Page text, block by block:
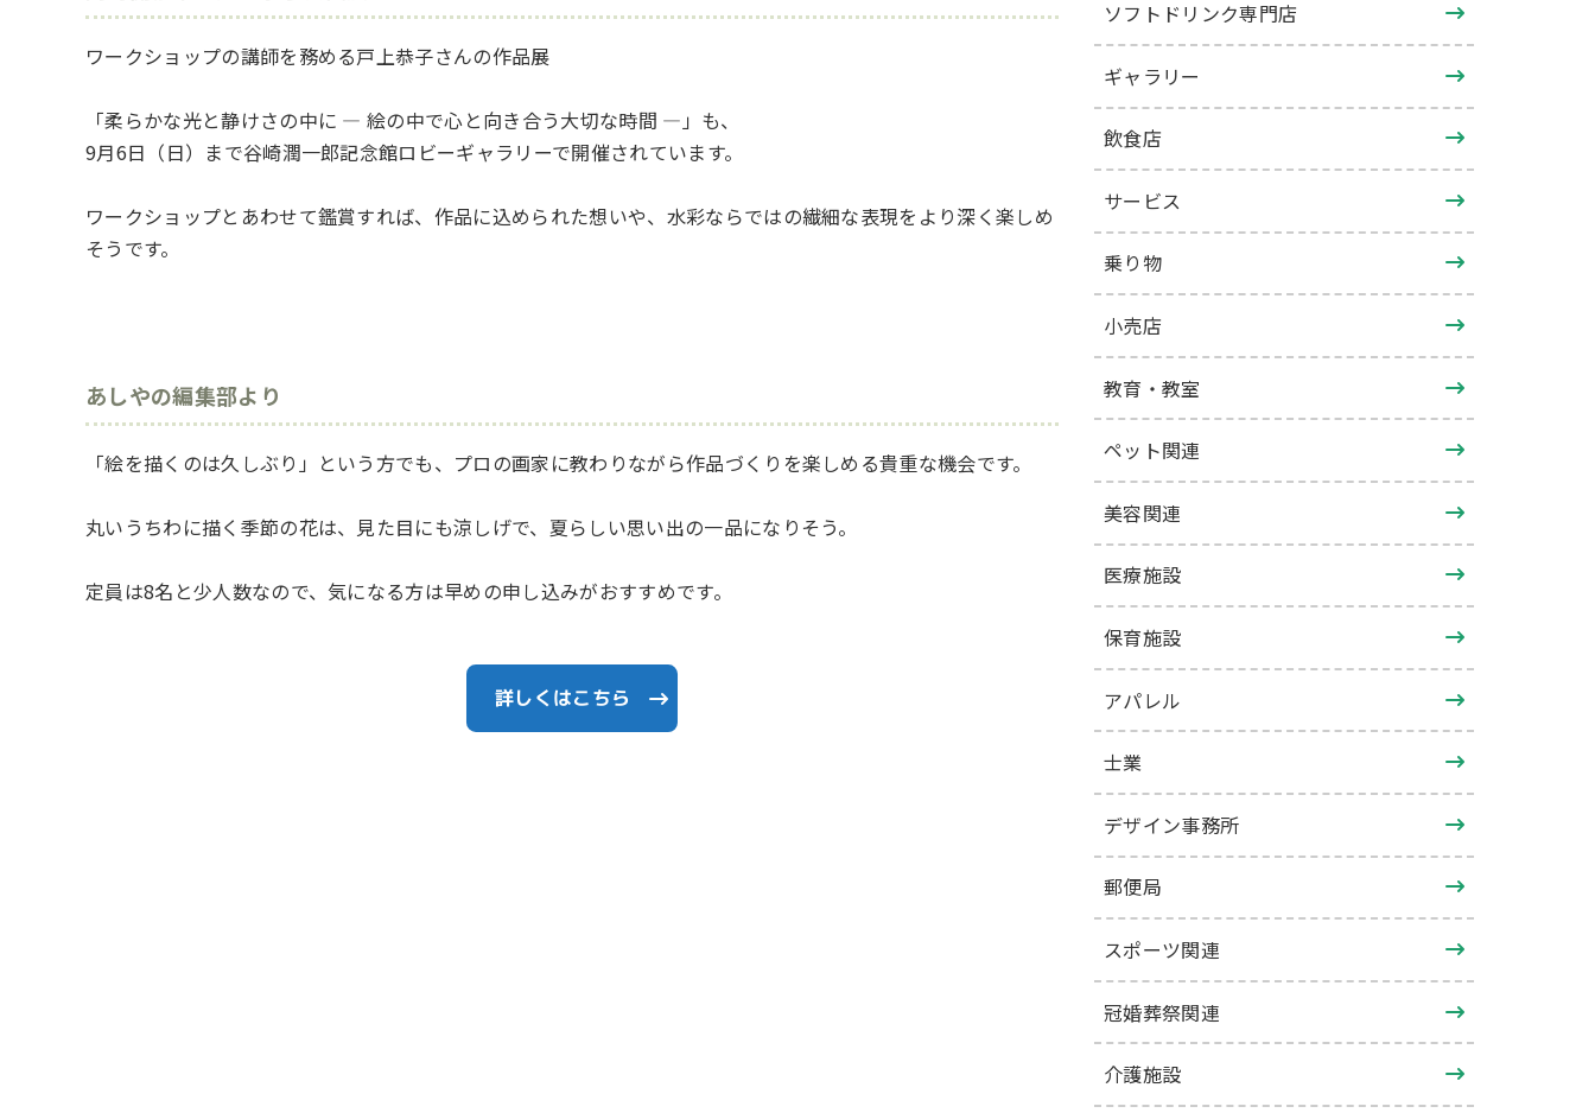
ワークショップの講師を務める戸上恭子さんの作品展
「柔らかな光と静けさの中に ― 絵の中で心と向き合う大切な時間 ―」も、
9月6日（日）まで谷崎潤一郎記念館ロビーギャラリーで開催されています。
ワークショップとあわせて鑑賞すれば、作品に込められた想いや、水彩ならではの繊細な表現をより深く楽しめ
そうです。
あしやの編集部より
「絵を描くのは久しぶり」という方でも、プロの画家に教わりながら作品づくりを楽しめる貴重な機会です。
丸いうちわに描く季節の花は、見た目にも涼しげで、夏らしい思い出の一品になりそう。
定員は8名と少人数なので、気になる方は早めの申し込みがおすすめです。
詳しくはこちら
ソフトドリンク専門店
ギャラリー
飲食店
サービス
乗り物
小売店
教育・教室
ペット関連
美容関連
医療施設
保育施設
アパレル
士業
デザイン事務所
郵便局
スポーツ関連
冠婚葬祭関連
介護施設